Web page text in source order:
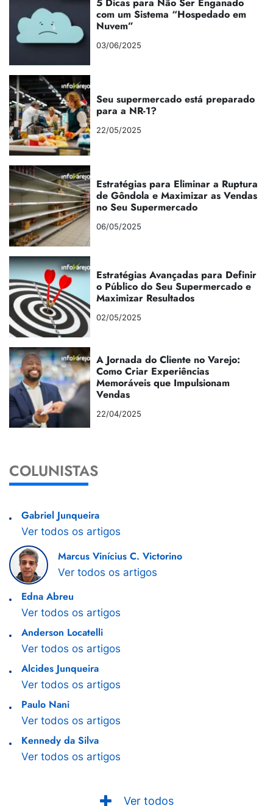
com um Sistema “Hospedado em
Nuvem”
03/06/2025
Seu supermercado está preparado
para a NR-1?
22/05/2025
Estratégias para Eliminar a Ruptura
de Gôndola e Maximizar as Vendas
no Seu Supermercado
06/05/2025
Estratégias Avançadas para Definir
o Público do Seu Supermercado e
Maximizar Resultados
02/05/2025
A Jornada do Cliente no Varejo:
Como Criar Experiências
Memoráveis que Impulsionam
Vendas
22/04/2025
COLUNISTAS
Gabriel Junqueira
Ver todos os artigos
Marcus Vinícius C. Victorino
Ver todos os artigos
Edna Abreu
Ver todos os artigos
Anderson Locatelli
Ver todos os artigos
Alcides Junqueira
Ver todos os artigos
Paulo Nani
Ver todos os artigos
Kennedy da Silva
Ver todos os artigos
Ver todos